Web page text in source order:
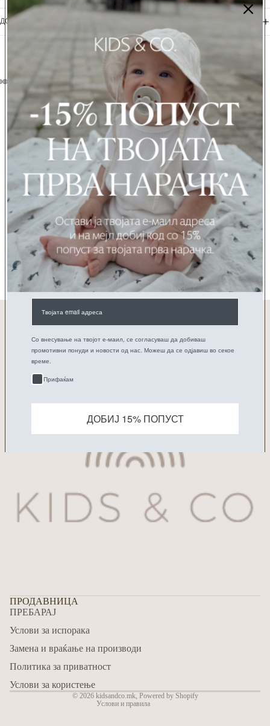
ДОСТАВА + ВРАЌАЊЕ
Можеби ќе ви се допадне...
ИСКУСТВА НА РОДИТЕЛИТЕ
Be the first to write a review
WRITE A REVIEW
No items found
Е-пошта
Претплати се
ПРОДАВНИЦА
ПРЕБАРАЈ
Услови за испорака
Замена и враќање на производи
Политика за приватност
Услови за користење
© 2026 kidsandco.mk, Powered by Shopify
Услови и правила
Privacy policy
Terms of service
Shipping policy
Contact information
Со внесување на твојот е-маил, се согласуваш да добиваш
промотивни понуди и новости од нас. Можеш да се одјавиш во секое
време.
Прифаќам
ДОБИЈ 15% ПОПУСТ